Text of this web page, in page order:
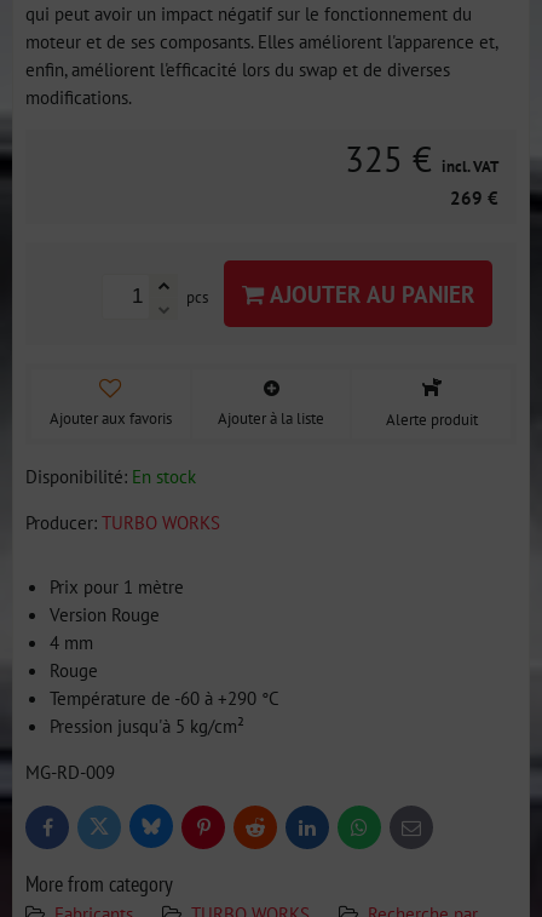
qui peut avoir un impact négatif sur le fonctionnement du
moteur et de ses composants. Elles améliorent l'apparence et,
enfin, améliorent l'efficacité lors du swap et de diverses
modifications.
325 € incl. VAT
269 €
pcs AJOUTER AU PANIER
Ajouter aux favoris Ajouter à la liste Alerte produit
Disponibilité: En stock
Producer: TURBO WORKS
Prix pour 1 mètre
Version Rouge
4 mm
Rouge
Température de -60 à +290 °C
Pression jusqu'à 5 kg/cm²
MG-RD-009
FacebookTwitter BlueskyPinterestReddit LinkedInWhatsApp
E-
mail
More from category